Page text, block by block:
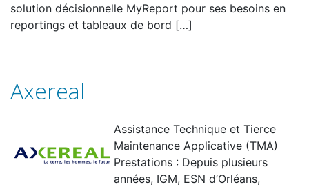
solution décisionnelle MyReport pour ses besoins en
reportings et tableaux de bord […]
Axereal
Assistance Technique et Tierce
Maintenance Applicative (TMA)
Prestations : Depuis plusieurs
années, IGM, ESN d’Orléans,